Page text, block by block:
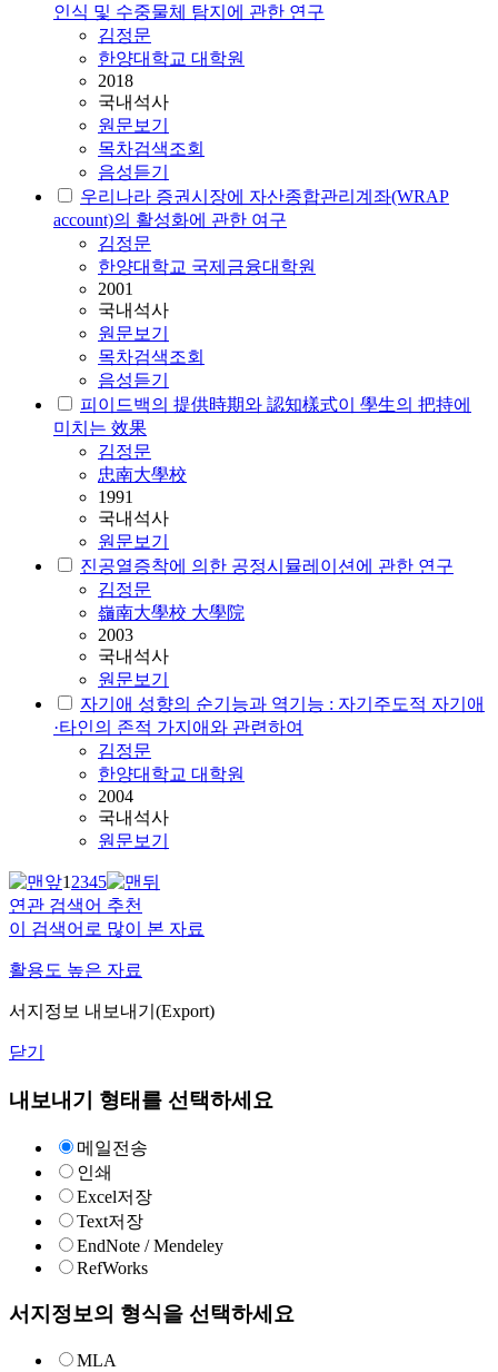
인식 및 수중물체 탐지에 관한 연구
김정문
한양대학교 대학원
2018
국내석사
원문보기
목차검색조회
음성듣기
우리나라 증권시장에 자산종합관리계좌(WRAP
account)의 활성화에 관한 여구
김정문
한양대학교 국제금융대학원
2001
국내석사
원문보기
목차검색조회
음성듣기
피이드백의 提供時期와 認知樣式이 學生의 把持에
미치는 效果
김정문
忠南大學校
1991
국내석사
원문보기
진공열증착에 의한 공정시뮬레이션에 관한 연구
김정문
嶺南大學校 大學院
2003
국내석사
원문보기
자기애 성향의 순기능과 역기능 : 자기주도적 자기애
·타인의 존적 가지애와 관련하여
김정문
한양대학교 대학원
2004
국내석사
원문보기
12345
연관 검색어 추천
이 검색어로 많이 본 자료
활용도 높은 자료
서지정보 내보내기(Export)
닫기
내보내기 형태를 선택하세요
메일전송
인쇄
Excel저장
Text저장
EndNote / Mendeley
RefWorks
서지정보의 형식을 선택하세요
MLA